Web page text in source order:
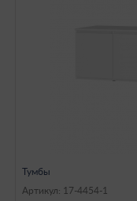
Тумбы
Артикул: 17-4454-1